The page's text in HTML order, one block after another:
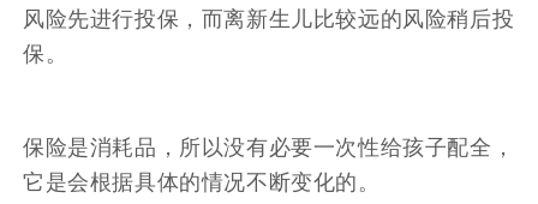
风险先进行投保，而离新生儿比较远的风险稍后投
保。
保险是消耗品，所以没有必要一次性给孩子配全，
它是会根据具体的情况不断变化的。